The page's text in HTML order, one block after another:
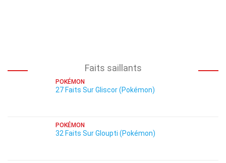
Faits saillants
POKÉMON
27 Faits Sur Gliscor (Pokémon)
POKÉMON
32 Faits Sur Gloupti (Pokémon)